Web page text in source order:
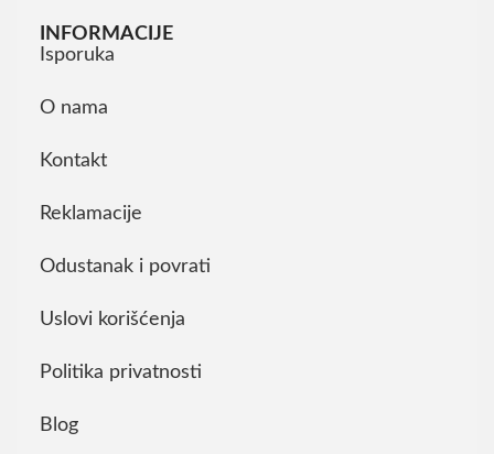
INFORMACIJE
Isporuka
O nama
Kontakt
Reklamacije
Odustanak i povrati
Uslovi korišćenja
Politika privatnosti
Blog